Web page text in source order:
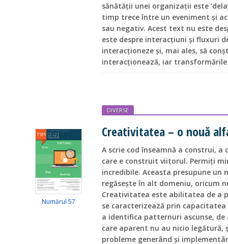
sănătății unei organizații este
timp trece între un eveniment și
sau negativ. Acest text nu este
este despre interacțiuni și fluxuri
interacționeze și, mai ales, să
interacționează, iar
Numărul 57
DIVERSE
Creativitatea – o nouă
A scrie cod înseamnă a construi, a
care e construit viitorul. Permiți
incredibile. Aceasta presupune un
regăsește în alt domeniu, oricum
Creativitatea este abilitatea de a
se caracterizează prin
a identifica patternuri ascunse,
care aparent nu au nicio legătură,
probleme generând și